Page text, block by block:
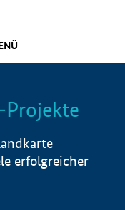
Info
Projekte
erfolgreicher